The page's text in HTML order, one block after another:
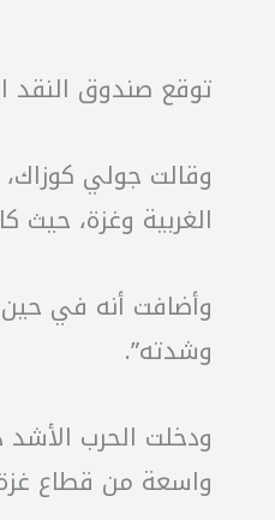
توقع صندوق النقد
وقالت جولي
الغربية وغزة، حيث
وأضافت أنه في
وشدته”.
ودخلت الحرب
واسعة من قطاع غزة